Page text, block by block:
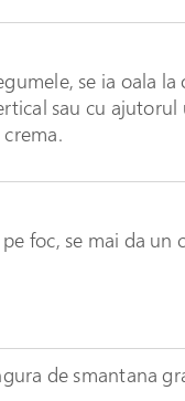
se ia oala la
sau cu
foc, se mai da
de smantana